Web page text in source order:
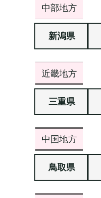
中部地方
新潟県
近畿地方
三重県
中国地方
鳥取県